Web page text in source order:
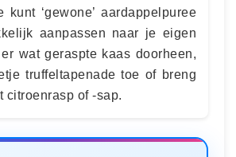
kunt ‘gewone’ aardappelpuree
aanpassen naar je eigen
wat geraspte kaas doorheen,
truffeltapenade toe of breng
citroenrasp of -sap.